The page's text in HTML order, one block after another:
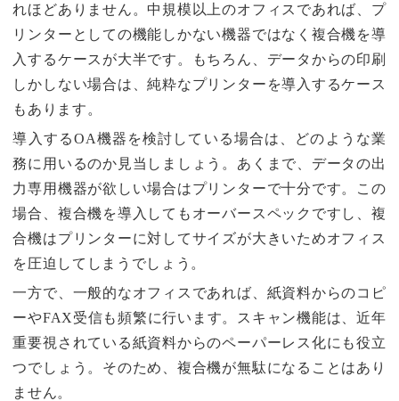
れほどありません。中規模以上のオフィスであれば、プ
リンターとしての機能しかない機器ではなく複合機を導
入するケースが大半です。もちろん、データからの印刷
しかしない場合は、純粋なプリンターを導入するケース
もあります。
導入するOA機器を検討している場合は、どのような業
務に用いるのか見当しましょう。あくまで、データの出
力専用機器が欲しい場合はプリンターで十分です。この
場合、複合機を導入してもオーバースペックですし、複
合機はプリンターに対してサイズが大きいためオフィス
を圧迫してしまうでしょう。
一方で、一般的なオフィスであれば、紙資料からのコピ
ーやFAX受信も頻繁に行います。スキャン機能は、近年
重要視されている紙資料からのペーパーレス化にも役立
つでしょう。そのため、複合機が無駄になることはあり
ません。